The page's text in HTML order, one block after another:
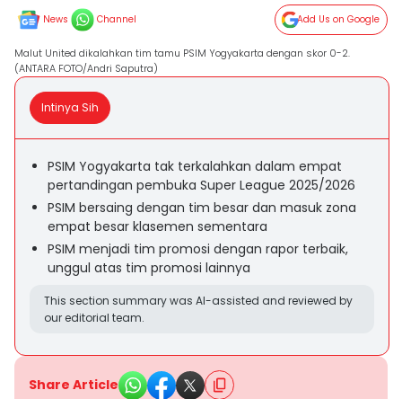
News Channel Add Us on Google
Malut United dikalahkan tim tamu PSIM Yogyakarta dengan skor 0-2.
(ANTARA FOTO/Andri Saputra)
Intinya Sih
PSIM Yogyakarta tak terkalahkan dalam empat
pertandingan pembuka Super League 2025/2026
PSIM bersaing dengan tim besar dan masuk zona
empat besar klasemen sementara
PSIM menjadi tim promosi dengan rapor terbaik,
unggul atas tim promosi lainnya
This section summary was AI-assisted and reviewed by
our editorial team.
Share Article